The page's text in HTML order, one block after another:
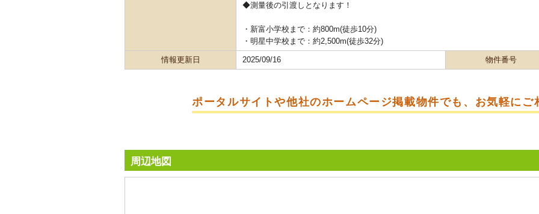
◆測量後の引渡しとなります！
・新富小学校まで：約800m(徒歩10分)
・明星中学校まで：約2,500m(徒歩32分)
情報更新日 2025/09/16 物件番号
ポータルサイトや他社のホームページ掲載物件でも、お気軽にご
周辺地図